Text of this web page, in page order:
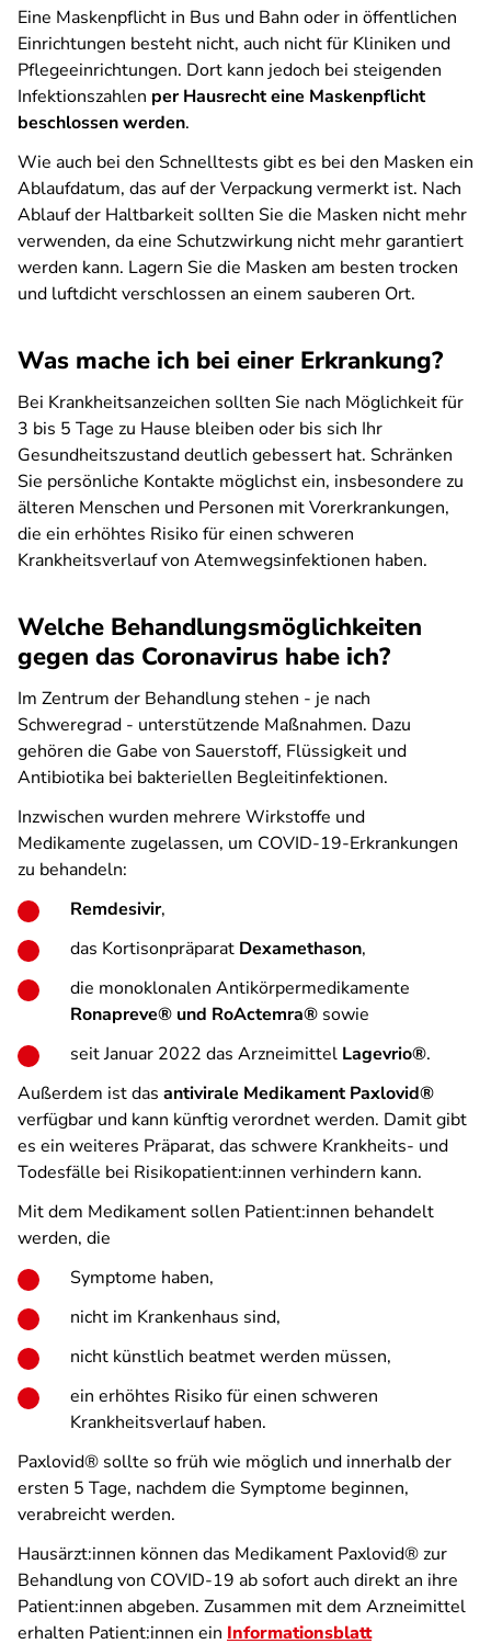
Eine Maskenpflicht in Bus und Bahn oder in öffentlichen
Einrichtungen besteht nicht, auch nicht für Kliniken und
Pflegeeinrichtungen. Dort kann jedoch bei steigenden
Infektionszahlen per Hausrecht eine Maskenpflicht
beschlossen werden.
Wie auch bei den Schnelltests gibt es bei den Masken ein
Ablaufdatum, das auf der Verpackung vermerkt ist. Nach
Ablauf der Haltbarkeit sollten Sie die Masken nicht mehr
verwenden, da eine Schutzwirkung nicht mehr garantiert
werden kann. Lagern Sie die Masken am besten trocken
und luftdicht verschlossen an einem sauberen Ort.
Was mache ich bei einer Erkrankung?
Bei Krankheitsanzeichen sollten Sie nach Möglichkeit für
3 bis 5 Tage zu Hause bleiben oder bis sich Ihr
Gesundheitszustand deutlich gebessert hat. Schränken
Sie persönliche Kontakte möglichst ein, insbesondere zu
älteren Menschen und Personen mit Vorerkrankungen,
die ein erhöhtes Risiko für einen schweren
Krankheitsverlauf von Atemwegsinfektionen haben.
Welche Behandlungsmöglichkeiten
gegen das Coronavirus habe ich?
Im Zentrum der Behandlung stehen - je nach
Schweregrad - unterstützende Maßnahmen. Dazu
gehören die Gabe von Sauerstoff, Flüssigkeit und
Antibiotika bei bakteriellen Begleitinfektionen.
Inzwischen wurden mehrere Wirkstoffe und
Medikamente zugelassen, um COVID-19-Erkrankungen
zu behandeln:
Remdesivir,
das Kortisonpräparat Dexamethason,
die monoklonalen Antikörpermedikamente
Ronapreve® und RoActemra® sowie
seit Januar 2022 das Arzneimittel Lagevrio®.
Außerdem ist das antivirale Medikament Paxlovid®
verfügbar und kann künftig verordnet werden. Damit gibt
es ein weiteres Präparat, das schwere Krankheits- und
Todesfälle bei Risikopatient:innen verhindern kann.
Mit dem Medikament sollen Patient:innen behandelt
werden, die
Symptome haben,
nicht im Krankenhaus sind,
nicht künstlich beatmet werden müssen,
ein erhöhtes Risiko für einen schweren
Krankheitsverlauf haben.
Paxlovid® sollte so früh wie möglich und innerhalb der
ersten 5 Tage, nachdem die Symptome beginnen,
verabreicht werden.
Hausärzt:innen können das Medikament Paxlovid® zur
Behandlung von COVID-19 ab sofort auch direkt an ihre
Patient:innen abgeben. Zusammen mit dem Arzneimittel
erhalten Patient:innen ein Informationsblatt